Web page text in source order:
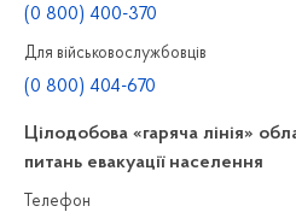
(0 800) 400-370
Для військовослужбовців
(0 800) 404-670
Цілодобова «гаряча лінія»
питань евакуації населення
Телефон